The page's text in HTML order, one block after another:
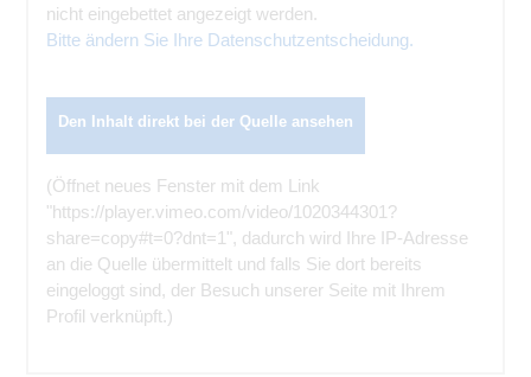
nicht eingebettet angezeigt werden.
Bitte ändern Sie Ihre Datenschutzentscheidung.
Den Inhalt direkt bei der Quelle ansehen
(Öffnet neues Fenster mit dem Link
"https://player.vimeo.com/video/1020344301?
share=copy#t=0?dnt=1", dadurch wird Ihre IP-Adresse
an die Quelle übermittelt und falls Sie dort bereits
eingeloggt sind, der Besuch unserer Seite mit Ihrem
Profil verknüpft.)